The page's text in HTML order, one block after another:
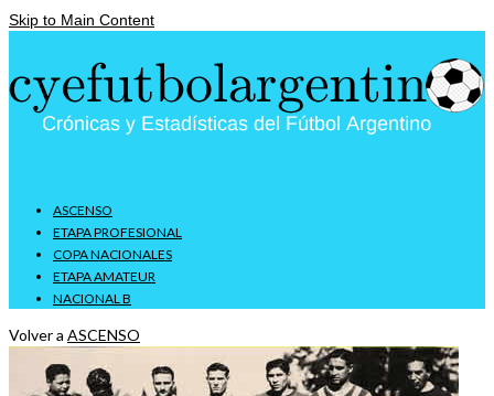
Skip to Main Content
ASCENSO
ETAPA PROFESIONAL
COPA NACIONALES
ETAPA AMATEUR
NACIONAL B
Volver a ASCENSO